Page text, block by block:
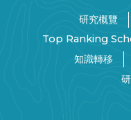
研究概覽
Top Ranking
知識轉移